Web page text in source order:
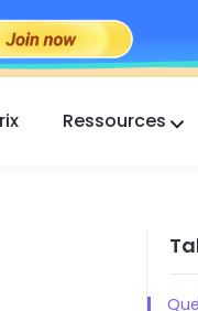
Ressources